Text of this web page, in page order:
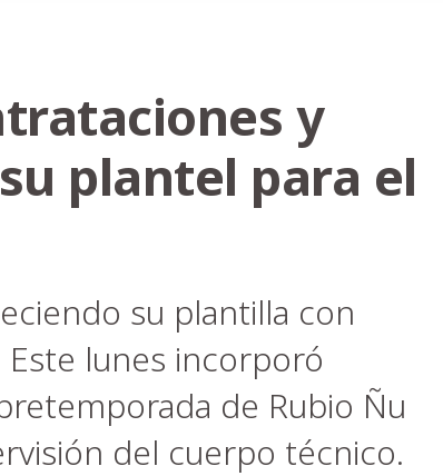
y
plantel para el
su plantilla con
Este lunes incorporó
de Rubio Ñu
del cuerpo técnico.